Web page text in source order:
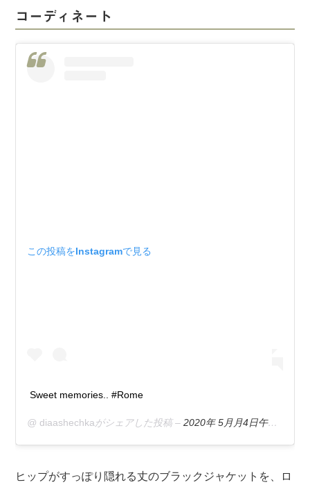
コーディネート
この投稿をInstagramで見る
Sweet memories.. #Rome
@ diaashechkaがシェアした投稿 –2020年 5月月4日午前2時58分PDT
ヒップがすっぽり隠れる丈のブラックジャケットを、ロ